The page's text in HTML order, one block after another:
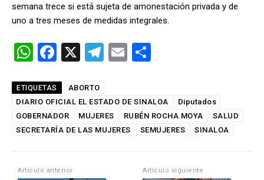
semana trece si está sujeta de amonestación privada y de
uno a tres meses de medidas integrales.
W
at
s
A
p
F
ce
b
o
k
X
T
gr
a
E
p
ar
ETIQUETAS
ABORTO
DIARIO OFICIAL EL ESTADO DE SINALOA
Diputados
GOBERNADOR
MUJERES RUBÉN ROCHA MOYA
SALUD
SECRETARÍA DE LAS MUJERES
SEMUJERES SINALOA
Artículo anterior Artículo siguiente